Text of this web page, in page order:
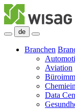
de
Branchen
Aviation
Data